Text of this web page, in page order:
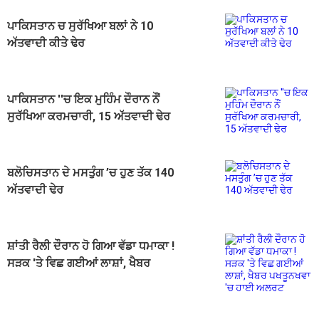
ਪਾਕਿਸਤਾਨ ਚ ਸੁਰੱਖਿਆ ਬਲਾਂ ਨੇ 10
ਅੱਤਵਾਦੀ ਕੀਤੇ ਢੇਰ
ਪਾਕਿਸਤਾਨ ''ਚ ਇਕ ਮੁਹਿੰਮ ਦੌਰਾਨ ਨੌਂ
ਸੁਰੱਖਿਆ ਕਰਮਚਾਰੀ, 15 ਅੱਤਵਾਦੀ ਢੇਰ
ਬਲੋਚਿਸਤਾਨ ਦੇ ਮਸਤੁੰਗ ’ਚ ਹੁਣ ਤੱਕ 140
ਅੱਤਵਾਦੀ ਢੇਰ
ਸ਼ਾਂਤੀ ਰੈਲੀ ਦੌਰਾਨ ਹੋ ਗਿਆ ਵੱਡਾ ਧਮਾਕਾ !
ਸੜਕ 'ਤੇ ਵਿਛ ਗਈਆਂ ਲਾਸ਼ਾਂ, ਖੈਬਰ